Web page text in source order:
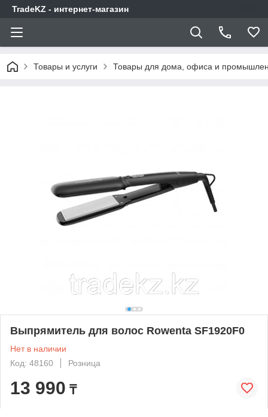
TradeKZ - интернет-магазин
Товары и услуги Товары для дома, офиса и
Выпрямитель для волос Rowenta SF1920F0
Нет в наличии
Код: 48160
Розница
13 990 ₸